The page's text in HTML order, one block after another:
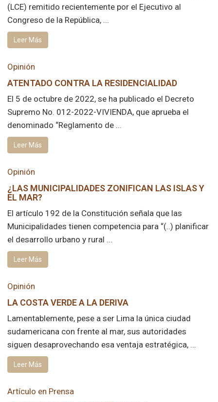
(LCE) remitido recientemente por el Ejecutivo al
Congreso de la República, ...
Leer Más
Opinión
ATENTADO CONTRA LA RESIDENCIALIDAD
El 5 de octubre de 2022, se ha publicado el Decreto
Supremo No. 012-2022-VIVIENDA, que aprueba el
denominado “Reglamento de ...
Leer Más
Opinión
¿LAS MUNICIPALIDADES ZONIFICAN LAS ISLAS Y
EL MAR?
El artículo 192 de la Constitución señala que las
Municipalidades tienen competencia para “(..) planificar
el desarrollo urbano y rural ...
Leer Más
Opinión
LA COSTA VERDE A LA DERIVA
Lamentablemente, pese a ser Lima la única ciudad
sudamericana con frente al mar, sus autoridades
siguen desaprovechando esa ventaja estratégica, ...
Leer Más
Artículo en Prensa